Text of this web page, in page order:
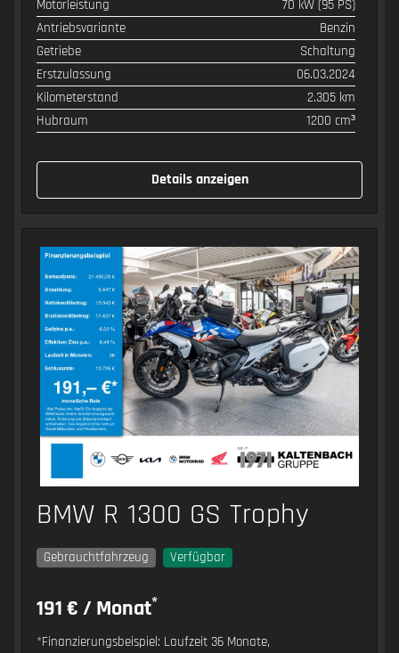
SPEZIFIKATION WERT
Motorleistung
70 kW (95 PS)
Antriebsvariante
Benzin
Getriebe
Schaltung
Erstzulassung
06.03.2024
Kilometerstand
2.305 km
Hubraum
1200 cm³
Details anzeigen
BMW R 1300 GS Trophy
Gebrauchtfahrzeug Verfügbar
191 € / Monat*
*Finanzierungsbeispiel: Laufzeit 36 Monate,